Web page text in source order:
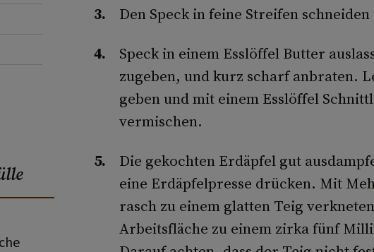
Den Speck in feine Streifen
Speck in einem Esslöffel Butter
zugeben, und kurz scharf anbraten.
geben und mit einem Esslöffel
vermischen.
Die gekochten Erdäpfel gut
eine Erdäpfelpresse drücken. Mit
rasch zu einem glatten Teig
Arbeitsfläche zu einem zirka fünf